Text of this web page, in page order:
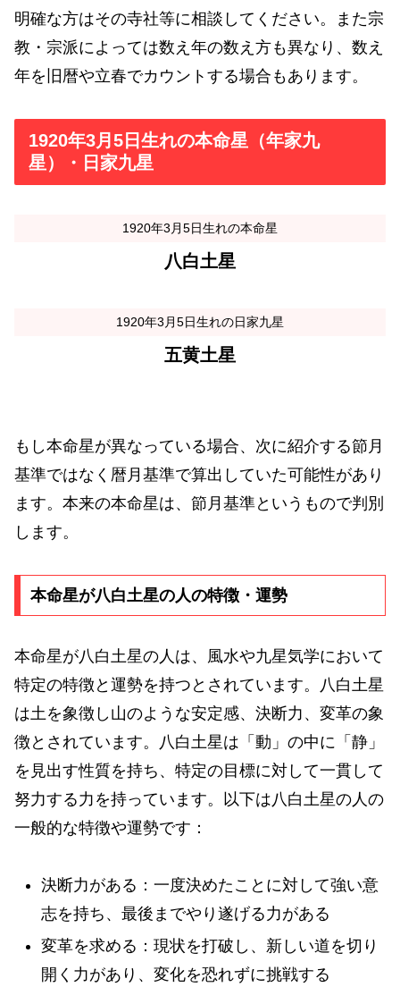
明確な方はその寺社等に相談してください。また宗
教・宗派によっては数え年の数え方も異なり、数え
年を旧暦や立春でカウントする場合もあります。
1920年3月5日生れの本命星（年家九
星）・日家九星
1920年3月5日生れの本命星
八白土星
1920年3月5日生れの日家九星
五黄土星
もし本命星が異なっている場合、次に紹介する節月
基準ではなく暦月基準で算出していた可能性があり
ます。本来の本命星は、節月基準というもので判別
します。
本命星が八白土星の人の特徴・運勢
本命星が八白土星の人は、風水や九星気学において
特定の特徴と運勢を持つとされています。八白土星
は土を象徴し山のような安定感、決断力、変革の象
徴とされています。八白土星は「動」の中に「静」
を見出す性質を持ち、特定の目標に対して一貫して
努力する力を持っています。以下は八白土星の人の
一般的な特徴や運勢です：
決断力がある：一度決めたことに対して強い意
志を持ち、最後までやり遂げる力がある
変革を求める：現状を打破し、新しい道を切り
開く力があり、変化を恐れずに挑戦する